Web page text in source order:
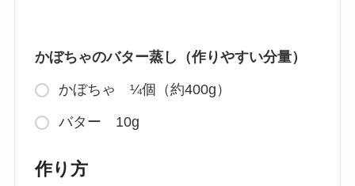
かぼちゃのバター蒸し（作りやすい分量）
かぼちゃ ¼個（約400g）
バター 10g
作り方